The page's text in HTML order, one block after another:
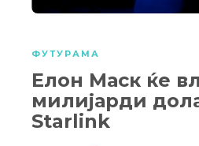
ФУТУРАМА
Елон Маск ќе
милијарди
Starlink